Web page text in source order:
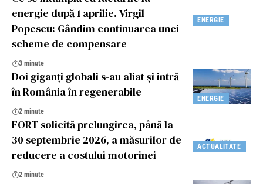
ENERGIE
energie după 1 aprilie. Virgil
Popescu: Gândim continuarea unei
scheme de compensare
3 minute
ENERGIE
Doi giganți globali s-au aliat și intră
în România în regenerabile
2 minute
ACTUALITATE
FORT solicită prelungirea, până la
30 septembrie 2026, a măsurilor de
reducere a costului motorinei
2 minute